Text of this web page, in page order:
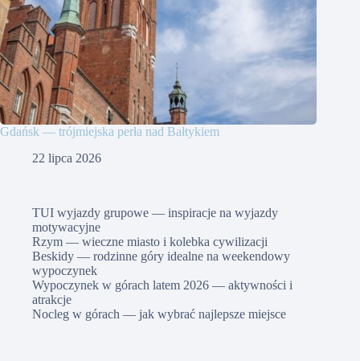
Gdańsk — trójmiejska perła nad Bałtykiem
22 lipca 2026
TUI wyjazdy grupowe — inspiracje na wyjazdy
motywacyjne
Rzym — wieczne miasto i kolebka cywilizacji
Beskidy — rodzinne góry idealne na weekendowy
wypoczynek
Wypoczynek w górach latem 2026 — aktywności i
atrakcje
Nocleg w górach — jak wybrać najlepsze miejsce